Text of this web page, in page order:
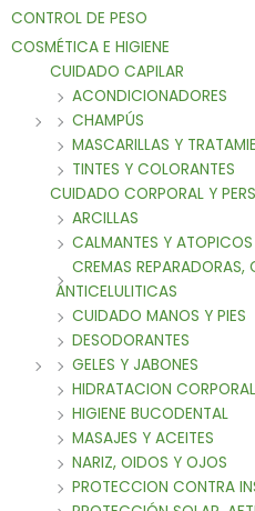
CONTROL DE PESO
COSMÉTICA E HIGIENE
CUIDADO CAPILAR
ACONDICIONADORES
CHAMPÚS
MASCARILLAS Y
TINTES Y COLORANTES
CUIDADO CORPORAL Y
ARCILLAS
CALMANTES Y ATOPICOS
CREMAS REPARADORAS,
ANTICELULITICAS
CUIDADO MANOS Y PIES
DESODORANTES
GELES Y JABONES
HIDRATACION CORPORAL
HIGIENE BUCODENTAL
MASAJES Y ACEITES
NARIZ, OIDOS Y OJOS
PROTECCION CONTRA